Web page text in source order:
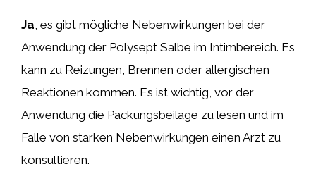
Ja, es gibt mögliche Nebenwirkungen bei der
Anwendung der Polysept Salbe im Intimbereich. Es
kann zu Reizungen, Brennen oder allergischen
Reaktionen kommen. Es ist wichtig, vor der
Anwendung die Packungsbeilage zu lesen und im
Falle von starken Nebenwirkungen einen Arzt zu
konsultieren.